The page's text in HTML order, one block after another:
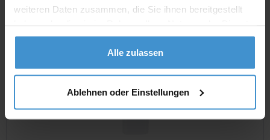
weiteren Daten zusammen, die Sie ihnen bereitgestellt
gesammelt haben.
Alle zulassen
Ablehnen oder Einstellungen
Merken